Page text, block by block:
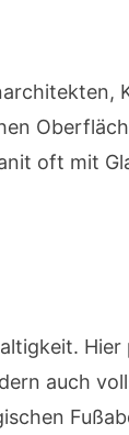
oft mit
auch